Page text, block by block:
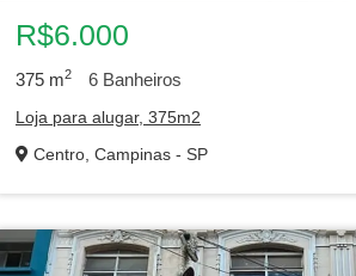
R$6.000
375 m2 6 Banheiros
Loja para alugar, 375m2
Centro, Campinas - SP